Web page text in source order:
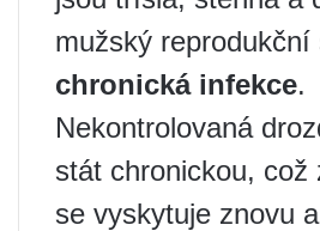
mužský reprodukční
chronická infekce.
Nekontrolovaná
stát chronickou, což
se vyskytuje znovu